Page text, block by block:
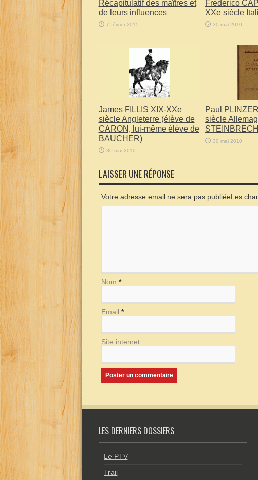
Récapitulatif des maîtres et
de leurs influences
7 février 2015
Frederico
XXe siècle
30 mai 2010
James FILLIS XIX-XXe
siècle Angleterre (élève de
CARON, lui-même élève de
BAUCHER)
30 mai 2010
Paul
siècle
30 mai 2010
LAISSER UNE RÉPONSE
Votre adresse email ne sera pas publiéeLes
Nom *
Email *
Site internet
LES DERNIERS DOSSIERS
Le PTV
Trail